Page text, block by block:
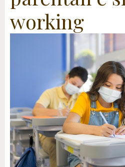
working